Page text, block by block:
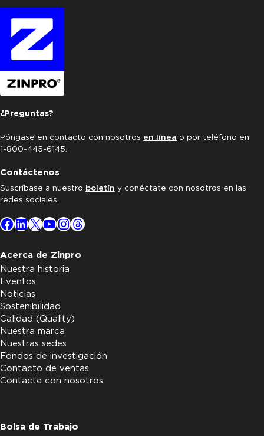
¿Preguntas?
Póngase en contacto con nosotros en línea o por teléfono en
1-800-445-6145.
Contáctenos
Suscríbase a nuestro boletín y conéctate con nosotros en las
redes sociales.
Facebook
LinkedIn
X YouTube
Instagram
Threads
Acerca de Zinpro
Nuestra historia
Eventos
Noticias
Sostenibilidad
Calidad (Quality)
Nuestra marca
Nuestras sedes
Fondos de investigación
Contacto de ventas
Contacte con nosotros
Bolsa de Trabajo